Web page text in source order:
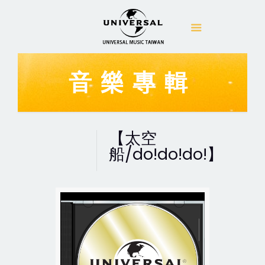
音樂專輯
【太空
船/do!do!do!】